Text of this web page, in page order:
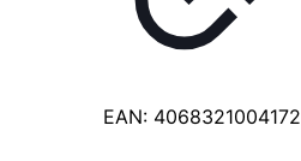
EAN: 4068321004172